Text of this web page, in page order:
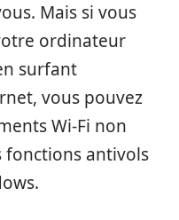
Mais si vous
ordinateur
surfant
vous pouvez
Wi-Fi non
fonctions antivols